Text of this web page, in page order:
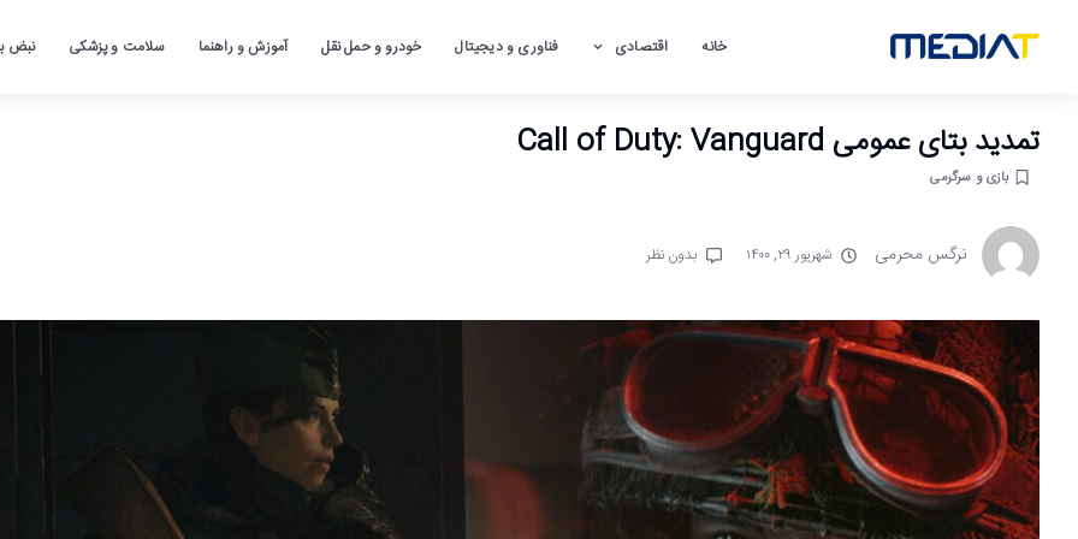
خانه اقتصادی فناوری و دیجیتال خودرو و حمل نقل آموزش و راهنما سلامت و پزشکی نبض
تمدید بتای عمومی Call of Duty: Vanguard
بازی و سرگرمی
نرگس محرمی شهریور ۲۹, ۱۴۰۰ بدون نظر